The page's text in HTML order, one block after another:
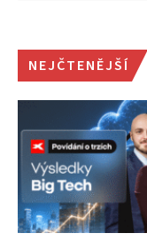
NEJČTENĚJŠÍ